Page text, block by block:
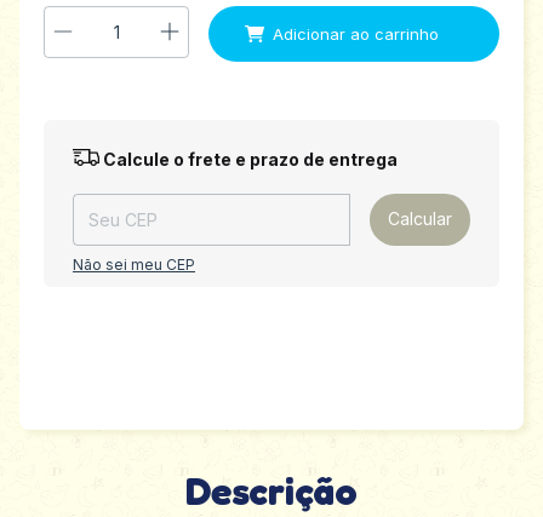
Entregas para o CEP: Alterar CEP
Calcule o frete e prazo de entrega
Calcular
Não sei meu CEP
Descrição